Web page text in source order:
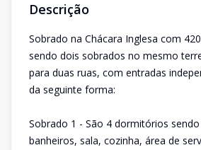
Descrição
Sobrado na Chácara Inglesa com
sendo dois sobrados no mesmo
para duas ruas, com entradas
da seguinte forma:
Sobrado 1 - São 4 dormitórios
banheiros, sala, cozinha, área de